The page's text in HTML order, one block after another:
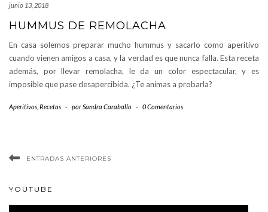
junio 13, 2018
HUMMUS DE REMOLACHA
En casa solemos preparar mucho hummus y sacarlo como aperitivo
cuando vienen amigos a casa, y la verdad es que nunca falla. Esta receta
además, por llevar remolacha, le da un color espectacular, y es
imposible que pase desapercibida. ¿Te animas a probarla?
Aperitivos Recetas - porSandra Caraballo - 0 Comentarios
ENTRADAS ANTERIORES
YOUTUBE